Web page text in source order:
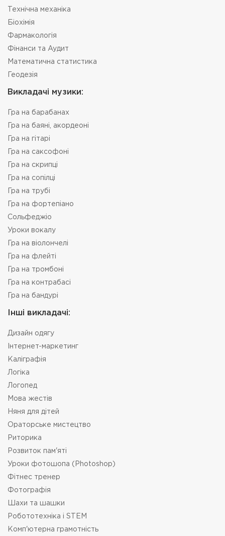
Технічна механіка
Біохімія
Фармакологія
Фінанси та Аудит
Математична статистика
Геодезія
Викладачі музики:
Гра на барабанах
Гра на баяні, акордеоні
Гра на гітарі
Гра на саксофоні
Гра на скрипці
Гра на сопілці
Гра на трубі
Гра на фортепіано
Сольфеджіо
Уроки вокалу
Гра на віолончелі
Гра на флейті
Гра на тромбоні
Гра на контрабасі
Гра на бандурі
Інші викладачі:
Дизайн одягу
Інтернет-маркетинг
Каліграфія
Логіка
Логопед
Мова жестів
Няня для дітей
Ораторське мистецтво
Риторика
Розвиток пам'яті
Уроки фотошопа (Photoshop)
Фітнес тренер
Фотографія
Шахи та шашки
Робототехніка i STEM
Комп'ютерна грамотність